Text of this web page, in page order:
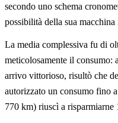
secondo uno schema
possibilità della sua
La media complessiva fu di
meticolosamente il consumo:
arrivo vittorioso, risultò che
autorizzato un consumo fino
770 km) riuscì a risparmiarne